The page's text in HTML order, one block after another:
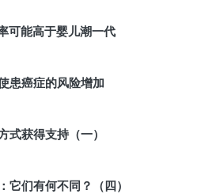
可能高于婴儿潮一代
患癌症的风险增加
式获得支持（一）
它们有何不同？（四）